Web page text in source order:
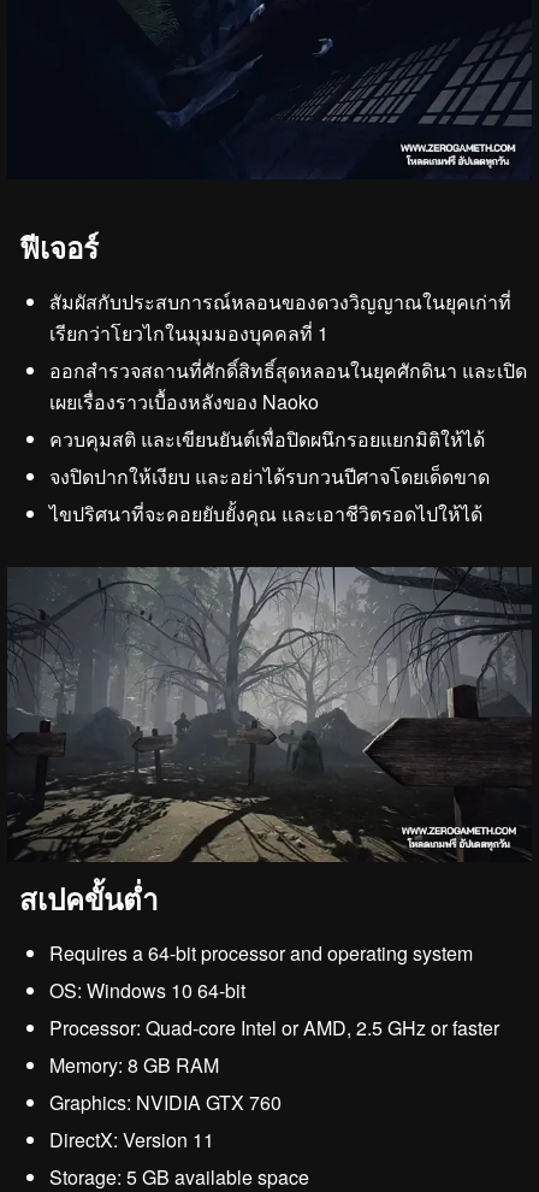
ฟีเจอร์
สัมผัสกับประสบการณ์หลอนของดวงวิญญาณในยุคเก่าที่
เรียกว่าโยวไกในมุมมองบุคคลที่ 1
ออกสำรวจสถานที่ศักดิ์สิทธิ์สุดหลอนในยุคศักดินา และเปิด
เผยเรื่องราวเบื้องหลังของ Naoko
ควบคุมสติ และเขียนยันต์เพื่อปิดผนึกรอยแยกมิติให้ได้
จงปิดปากให้เงียบ และอย่าได้รบกวนปีศาจโดยเด็ดขาด
ไขปริศนาที่จะคอยยับยั้งคุณ และเอาชีวิตรอดไปให้ได้
สเปคขั้นต่ำ
Requires a 64-bit processor and operating system
OS: Windows 10 64-bit
Processor: Quad-core Intel or AMD, 2.5 GHz or faster
Memory: 8 GB RAM
Graphics: NVIDIA GTX 760
DirectX: Version 11
Storage: 5 GB available space